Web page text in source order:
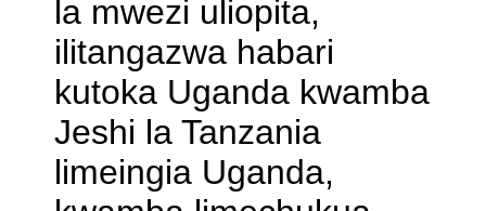
la mwezi uliopita,
ilitangazwa habari
kutoka Uganda kwamba
Jeshi la Tanzania
limeingia Uganda,